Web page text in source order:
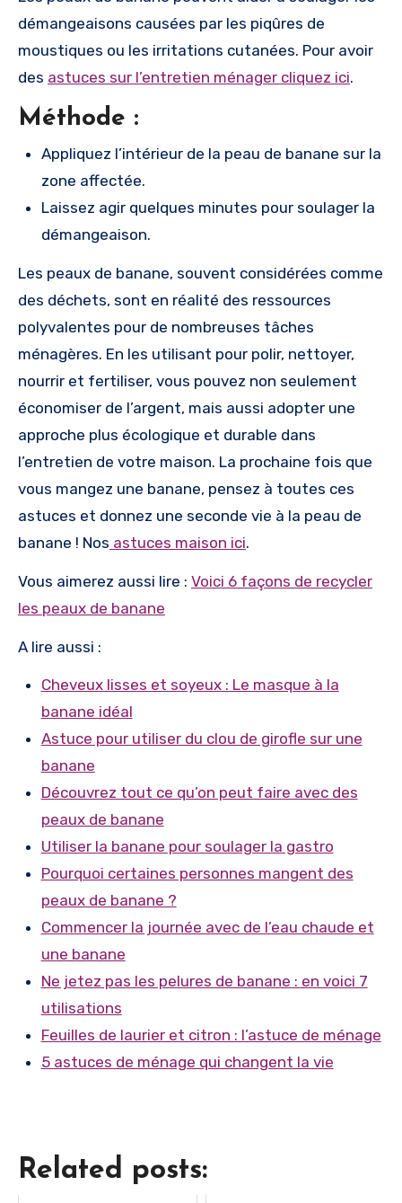
démangeaisons causées par les piqûres de
moustiques ou les irritations cutanées. Pour avoir
des astuces sur l’entretien ménager cliquez ici.
Méthode :
Appliquez l’intérieur de la peau de banane sur la
zone affectée.
Laissez agir quelques minutes pour soulager la
démangeaison.
Les peaux de banane, souvent considérées comme
des déchets, sont en réalité des ressources
polyvalentes pour de nombreuses tâches
ménagères. En les utilisant pour polir, nettoyer,
nourrir et fertiliser, vous pouvez non seulement
économiser de l’argent, mais aussi adopter une
approche plus écologique et durable dans
l’entretien de votre maison. La prochaine fois que
vous mangez une banane, pensez à toutes ces
astuces et donnez une seconde vie à la peau de
banane ! Nos astuces maison ici.
Vous aimerez aussi lire : Voici 6 façons de recycler
les peaux de banane
A lire aussi :
Cheveux lisses et soyeux : Le masque à la
banane idéal
Astuce pour utiliser du clou de girofle sur une
banane
Découvrez tout ce qu’on peut faire avec des
peaux de banane
Utiliser la banane pour soulager la gastro
Pourquoi certaines personnes mangent des
peaux de banane ?
Commencer la journée avec de l’eau chaude et
une banane
Ne jetez pas les pelures de banane : en voici 7
utilisations
Feuilles de laurier et citron : l’astuce de ménage
5 astuces de ménage qui changent la vie
Related posts: